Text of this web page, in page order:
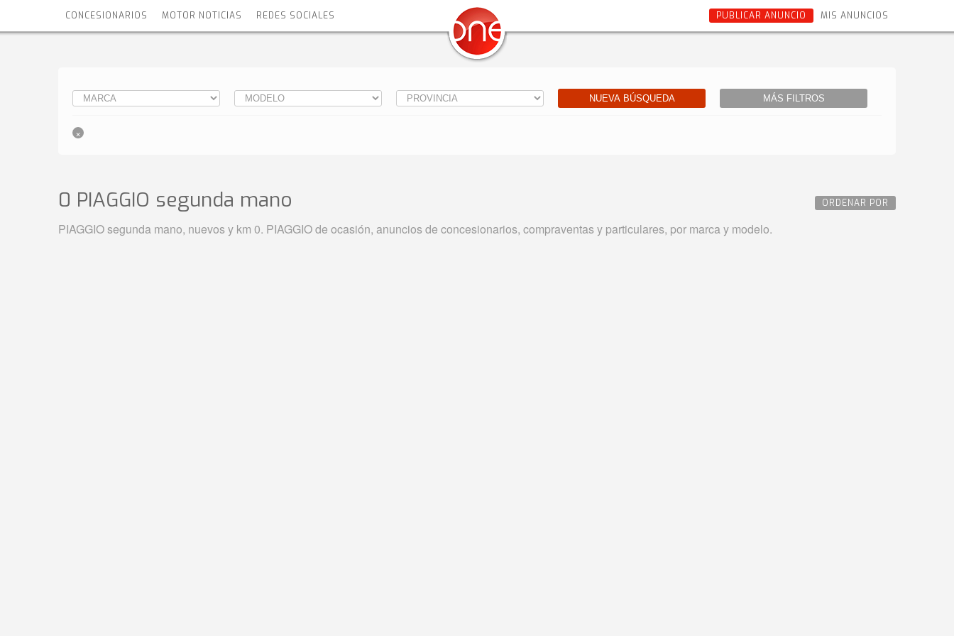
CONCESIONARIOS MOTOR NOTICIAS REDES SOCIALES MIS ANUNCIOS
PUBLICAR ANUNCIO
NUEVA BÚSQUEDA MÁS FILTROS
ORDENAR POR
0 PIAGGIO segunda mano
PIAGGIO segunda mano, nuevos y km 0. PIAGGIO de ocasión, anuncios de concesionarios, compraventas y particulares, por marca y modelo.